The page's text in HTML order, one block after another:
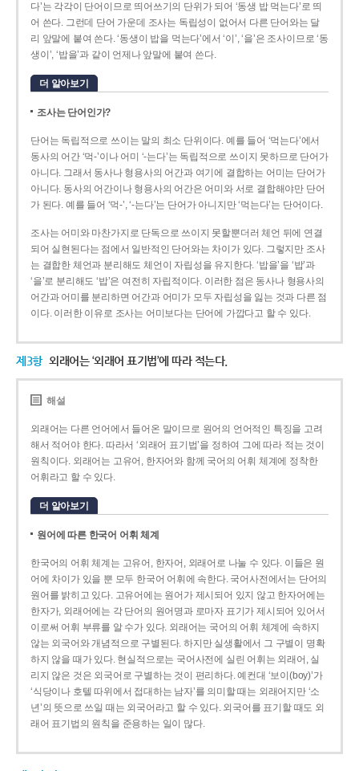
다’는 각각이 단어이므로 띄어쓰기의 단위가 되어 ‘동생 밥 먹는다’로 띄
어 쓴다. 그런데 단어 가운데 조사는 독립성이 없어서 다른 단어와는 달
리 앞말에 붙여 쓴다. ‘동생이 밥을 먹는다’에서 ‘이’, ‘을’은 조사이므로 ‘동
생이’, ‘밥을’과 같이 언제나 앞말에 붙여 쓴다.
더 알아보기
조사는 단어인가?
단어는 독립적으로 쓰이는 말의 최소 단위이다. 예를 들어 ‘먹는다’에서
동사의 어간 ‘먹-­’이나 어미 ‘­-는다’는 독립적으로 쓰이지 못하므로 단어가
아니다. 그래서 동사나 형용사의 어간과 여기에 결합하는 어미는 단어가
아니다. 동사의 어간이나 형용사의 어간은 어미와 서로 결합해야만 단어
가 된다. 예를 들어 ‘먹-’, ‘-는다’는 단어가 아니지만 ‘먹는다’는 단어이다.
조사는 어미와 마찬가지로 단독으로 쓰이지 못할뿐더러 체언 뒤에 연결
되어 실현된다는 점에서 일반적인 단어와는 차이가 있다. 그렇지만 조사
는 결합한 체언과 분리해도 체언이 자립성을 유지한다. ‘밥을’을 ‘밥’과
‘을’로 분리해도 ‘밥’은 여전히 자립적이다. 이러한 점은 동사나 형용사의
어간과 어미를 분리하면 어간과 어미가 모두 자립성을 잃는 것과 다른 점
이다. 이러한 이유로 조사는 어미보다는 단어에 가깝다고 할 수 있다.
제3항 외래어는 ‘외래어 표기법’에 따라 적는다.
해설
외래어는 다른 언어에서 들어온 말이므로 원어의 언어적인 특징을 고려
해서 적어야 한다. 따라서 ‘외래어 표기법’을 정하여 그에 따라 적는 것이
원칙이다. 외래어는 고유어, 한자어와 함께 국어의 어휘 체계에 정착한
어휘라고 할 수 있다.
더 알아보기
원어에 따른 한국어 어휘 체계
한국어의 어휘 체계는 고유어, 한자어, 외래어로 나눌 수 있다. 이들은 원
어에 차이가 있을 뿐 모두 한국어 어휘에 속한다. 국어사전에서는 단어의
원어를 밝히고 있다. 고유어에는 원어가 제시되어 있지 않고 한자어에는
한자가, 외래어에는 각 단어의 원어명과 로마자 표기가 제시되어 있어서
이로써 어휘 부류를 알 수가 있다. 외래어는 국어의 어휘 체계에 속하지
않는 외국어와 개념적으로 구별된다. 하지만 실생활에서 그 구별이 명확
하지 않을 때가 있다. 현실적으로는 국어사전에 실린 어휘는 외래어, 실
리지 않은 것은 외국어로 구별하는 것이 편리하다. 예컨대 ‘보이(boy)’가
‘식당이나 호텔 따위에서 접대하는 남자’를 의미할 때는 외래어지만 ‘소
년’의 뜻으로 쓰일 때는 외국어라고 할 수 있다. 외국어를 표기할 때도 외
래어 표기법의 원칙을 준용하는 일이 많다.